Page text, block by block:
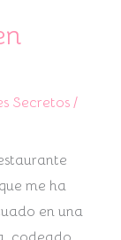
Secretos/
me ha
en una